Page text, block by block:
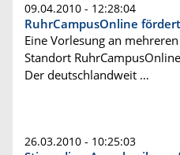
09.04.2010 - 12:28:04
RuhrCampusOnline
Eine Vorlesung an
Standort
Der deutschlandweit …
26.03.2010 - 10:25:03